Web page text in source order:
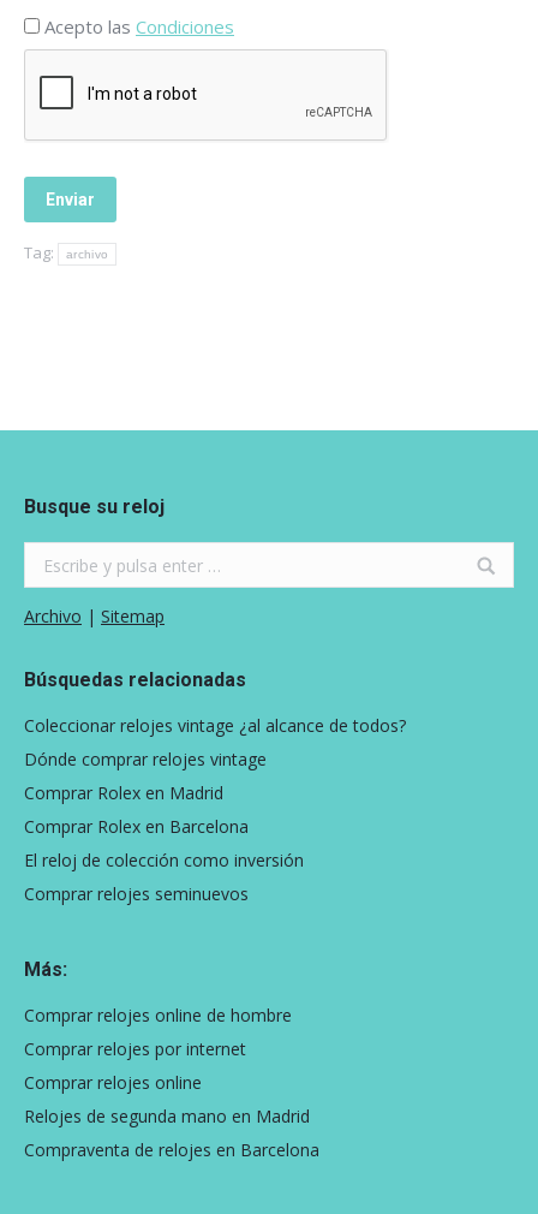
Acepto las Condiciones
Tag: archivo
Busque su reloj
Archivo | Sitemap
Búsquedas relacionadas
Coleccionar relojes vintage ¿al alcance de todos?
Dónde comprar relojes vintage
Comprar Rolex en Madrid
Comprar Rolex en Barcelona
El reloj de colección como inversión
Comprar relojes seminuevos
Más:
Comprar relojes online de hombre
Comprar relojes por internet
Comprar relojes online
Relojes de segunda mano en Madrid
Compraventa de relojes en Barcelona